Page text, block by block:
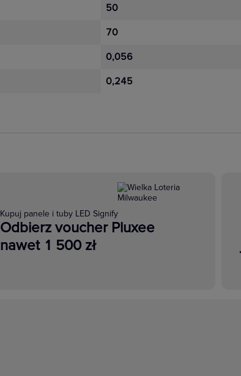
50
70
0,056
0,245
Kupuj panele i tuby LED Signify
Odbierz voucher Pluxee
nawet 1 500 zł